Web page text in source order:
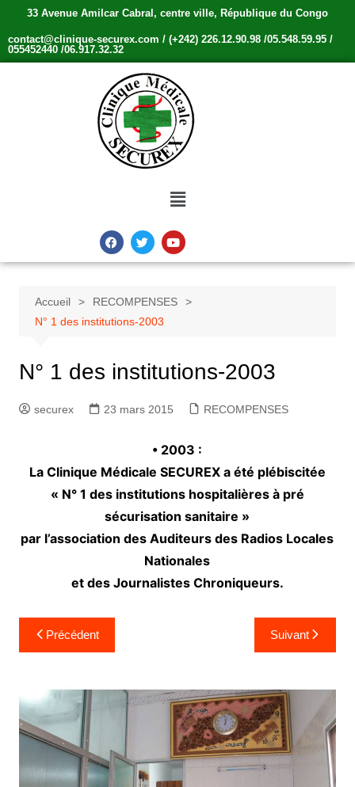
33 Avenue Amilcar Cabral, centre ville, République du Congo
contact@clinique-securex.com / (+242) 226.12.90.98 /05.548.59.95 /
055452440 /06.917.32.32
Accueil
RECOMPENSES
N° 1 des institutions-2003
N° 1 des institutions-2003
securex 23 mars 2015 RECOMPENSES
• 2003 :
La Clinique Médicale SECUREX a été plébiscitée
« N° 1 des institutions hospitalières à pré
sécurisation sanitaire »
par l’association des Auditeurs des Radios Locales
Nationales
et des Journalistes Chroniqueurs.
Précédent Suivant